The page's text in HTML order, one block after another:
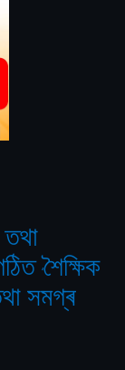
তথা
‘শৈক্ষিক
সমগ্ৰ